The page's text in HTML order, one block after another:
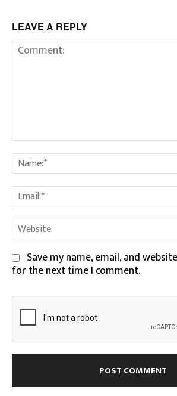
LEAVE A REPLY
Comment:
Save my name, email, and
for the next time I comment.